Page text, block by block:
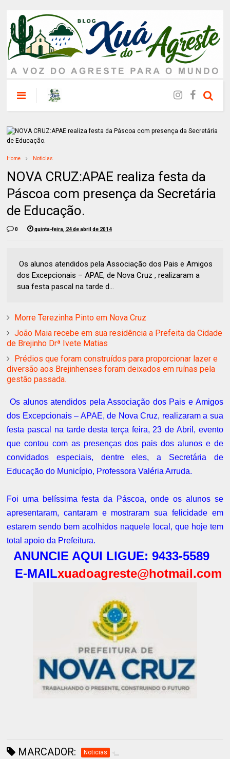
Home Noticias
NOVA CRUZ:APAE realiza festa da
Páscoa com presença da Secretária
de Educação.
0 quinta-feira, 24 de abril de 2014
Os alunos atendidos pela Associação dos Pais e Amigos
dos Excepcionais – APAE, de Nova Cruz , realizaram a
sua festa pascal na tarde d...
Morre Terezinha Pinto em Nova Cruz
João Maia recebe em sua residência a Prefeita da Cidade
de Brejinho Drª Ivete Matias
Prédios que foram construídos para proporcionar lazer e
diversão aos Brejinhenses foram deixados em ruínas pela
gestão passada.
Os alunosatendidos pela Associação dos Pais e Amigos
dos Excepcionais – APAE, de NovaCruz, realizaram a sua
festa pascal na tarde desta terça feira, 23 de Abril, evento
que contou com as presenças dos pais dos alunos e de
convidados especiais, dentre eles, a Secretária de
Educação do Município, Professora Valéria Arruda.
Foi uma belíssimafesta da Páscoa, onde os alunos se
apresentaram, cantaram e mostraram sua felicidade em
estarem sendo bem acolhidos naquele local, que hoje tem
total apoio da Prefeitura.
ANUNCIE AQUI LIGUE: 9433-5589
E-MAILxuadoagreste@hotmail.com
MARCADOR: Noticias